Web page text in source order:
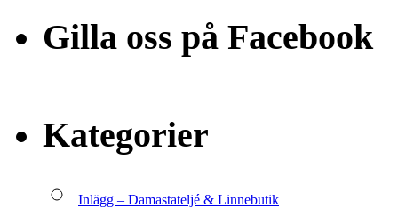
Gilla oss på Facebook
Kategorier
Inlägg – Damastateljé & Linnebutik